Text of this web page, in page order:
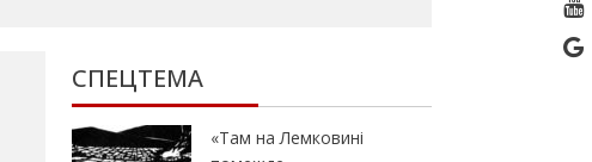
СПЕЦТЕМА
«Там на Лемковині